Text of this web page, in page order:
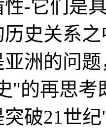
性-它们是
史关系
亚洲的问
"的再思考
破21世